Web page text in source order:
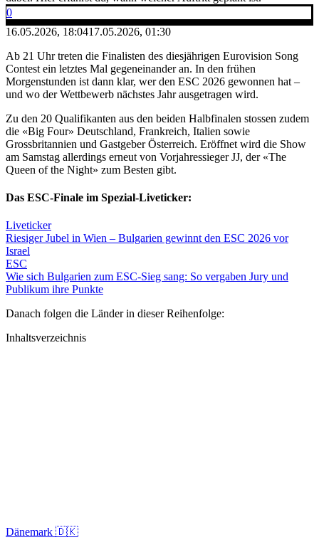
0
16.05.2026, 18:0417.05.2026, 01:30
Ab 21 Uhr treten die Finalisten des diesjährigen Eurovision Song
Contest ein letztes Mal gegeneinander an. In den frühen
Morgenstunden ist dann klar, wer den ESC 2026 gewonnen hat –
und wo der Wettbewerb nächstes Jahr ausgetragen wird.
Zu den 20 Qualifikanten aus den beiden Halbfinalen stossen zudem
die «Big Four» Deutschland, Frankreich, Italien sowie
Grossbritannien und Gastgeber Österreich. Eröffnet wird die Show
am Samstag allerdings erneut von Vorjahressieger JJ, der «The
Queen of the Night» zum Besten gibt.
Das ESC-Finale im Spezial-Liveticker:
Liveticker
Riesiger Jubel in Wien – Bulgarien gewinnt den ESC 2026 vor
Israel
ESC
Wie sich Bulgarien zum ESC-Sieg sang: So vergaben Jury und
Publikum ihre Punkte
Danach folgen die Länder in dieser Reihenfolge:
Inhaltsverzeichnis
Dänemark 🇩🇰